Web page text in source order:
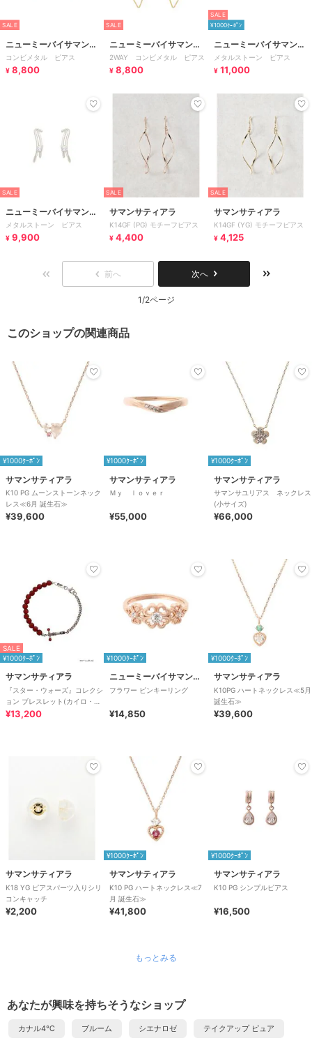
SALE
ニューミーバイサマンサ
タバサ
コンビメタル ピアス
¥ 8,800
SALE
ニューミーバイサマンサ
タバサ
2WAY コンビメタル ピアス
¥ 8,800
SALE
¥1000ｸｰﾎﾟﾝ
ニューミーバイサマンサ
タバサ
メタルストーン ピアス
¥ 11,000
SALE
ニューミーバイサマンサ
タバサ
メタルストーン ピアス
¥ 9,900
SALE
サマンサティアラ
K14GF (PG) モチーフピアス
¥ 4,400
SALE
サマンサティアラ
K14GF (YG) モチーフピアス
¥ 4,125
前へ 次へ
1/2ページ
このショップの関連商品
¥1000ｸｰﾎﾟﾝ
サマンサティアラ
K10 PG ムーンストーンネック
レス≪6月 誕生石≫
¥39,600
¥1000ｸｰﾎﾟﾝ
サマンサティアラ
Ｍｙ ｌｏｖｅｒ
¥55,000
¥1000ｸｰﾎﾟﾝ
サマンサティアラ
サマンサユリアス ネックレス
(小サイズ)
¥66,000
SALE
¥1000ｸｰﾎﾟﾝ
サマンサティアラ
『スター・ウォーズ』コレクシ
ョン ブレスレット(カイロ・レ
ン）(メンズ
¥13,200
¥1000ｸｰﾎﾟﾝ
ニューミーバイサマンサタバサ
フラワー ピンキーリング
¥14,850
¥1000ｸｰﾎﾟﾝ
サマンサティアラ
K10PG ハートネックレス≪5月
誕生石≫
¥39,600
サマンサティアラ
K18 YG ピアスパーツ入りシリ
コンキャッチ
¥2,200
¥1000ｸｰﾎﾟﾝ
サマンサティアラ
K10 PG ハートネックレス≪7
月 誕生石≫
¥41,800
¥1000ｸｰﾎﾟﾝ
サマンサティアラ
K10 PG シンプルピアス
¥16,500
もっとみる
あなたが興味を持ちそうなショップ
カナル4℃ ブルーム シエナロゼ テイクアップ ピュア